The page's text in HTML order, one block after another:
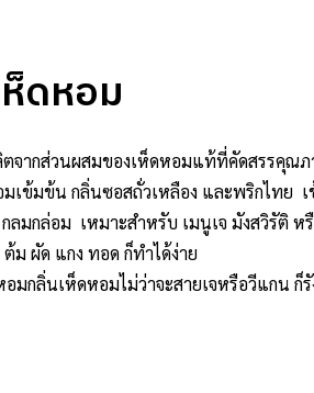
ดหอม
จากส่วนผสมของเห็ดหอมแท้ที่คัดสรรคุณ
เข้มข้น กลิ่นซอสถั่วเหลือง และพริกไทย เ
ลมกล่อม เหมาะสำหรับ เมนูเจ มังสวิรัติ ห
ม ผัด แกง ทอด ก็ทำได้ง่าย
มกลิ่นเห็ดหอมไม่ว่าจะสายเจหรือวีแกน ก็